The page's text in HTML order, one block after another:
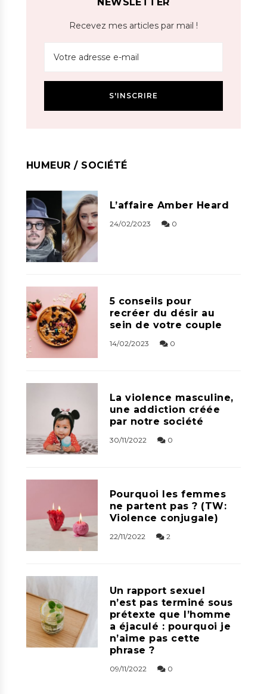
Recevez mes articles par mail !
HUMEUR / SOCIÉTÉ
L’affaire Amber Heard
24/02/2023 0
5 conseils pour
recréer du désir au
sein de votre couple
14/02/2023 0
La violence masculine,
une addiction créée
par notre société
30/11/2022 0
Pourquoi les femmes
ne partent pas ? (TW:
Violence conjugale)
22/11/2022 2
Un rapport sexuel
n’est pas terminé sous
prétexte que l’homme
a éjaculé : pourquoi je
n’aime pas cette
phrase ?
09/11/2022 0